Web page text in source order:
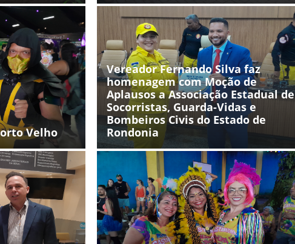
Velho
Vereador Fernando Silva faz
homenagem com Moção de
Aplausos a Associação Estadual de
Socorristas, Guarda-Vidas e
Bombeiros Civis do Estado de
Rondonia